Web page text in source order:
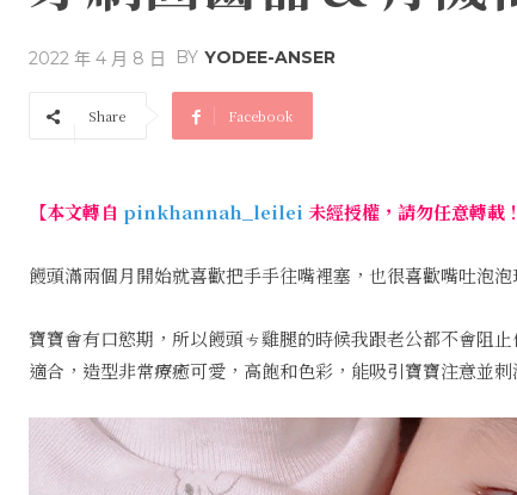
2022 年 4 月 8 日 BY YODEE-ANSER
Share Facebook
【本文轉自 pinkhannah_leilei 未經授權，請勿任意轉載
饅頭滿兩個月開始就喜歡把手手往嘴裡塞，也很喜歡嘴吐泡泡
寶寶會有口慾期，所以饅頭ㄘ雞腿的時候我跟老公都不會阻
適合，造型非常療癒可愛，高飽和色彩，能吸引寶寶注意並刺